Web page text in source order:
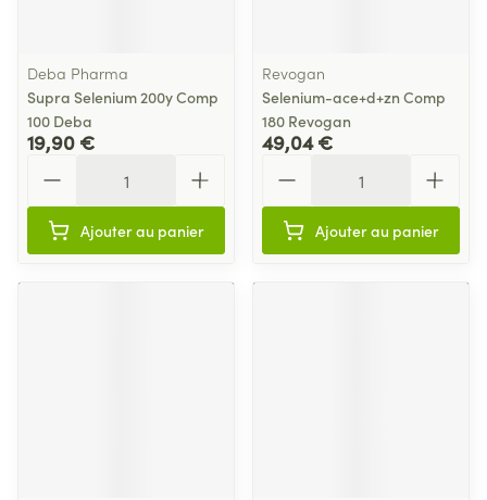
Deba Pharma
Supra Selenium 200y Comp
100 Deba
19,90 €
Ajouter au panier
Revogan
Selenium-ace+d+zn Comp
180 Revogan
49,04 €
Ajouter au panier